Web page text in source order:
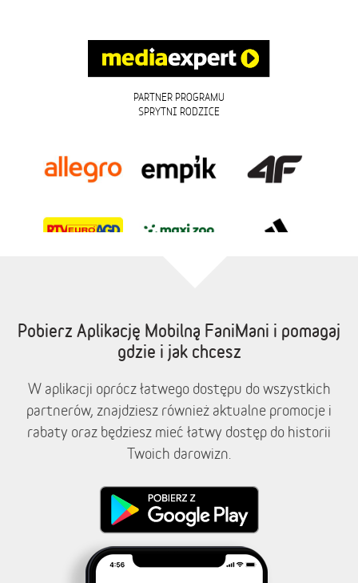
PARTNER PROGRAMU
SPRYTNI RODZICE
Pobierz Aplikację Mobilną FaniMani i pomagaj
gdzie i jak chcesz
W aplikacji oprócz łatwego dostępu do wszystkich
partnerów, znajdziesz również aktualne promocje i
rabaty oraz będziesz mieć łatwy dostęp do historii
Twoich darowizn.